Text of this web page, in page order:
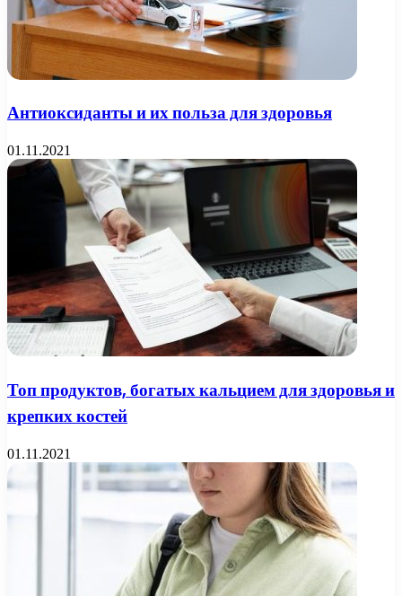
Антиоксиданты и их польза для здоровья
01.11.2021
Топ продуктов, богатых кальцием для здоровья и
крепких костей
01.11.2021